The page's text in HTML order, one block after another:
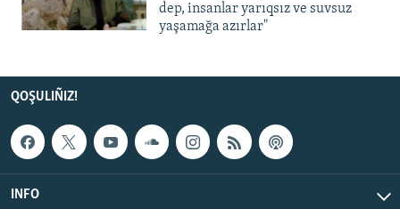
dep, insanlar yarıqsız ve suvsuz
yaşamağa azırlar"
QOŞULIÑIZ!
INFO